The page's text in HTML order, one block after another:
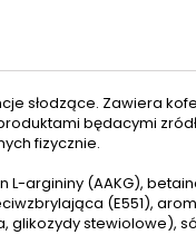
słodzące. Zawiera
będacymi
fizycznie.
L-argininy (AAKG),
(E551),
glikozydy stewiolowe),